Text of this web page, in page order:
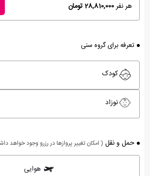
هر نفر28,810,000 تومان
تعرفه برای گروه سنی
کودک
نوزاد
حمل و نقل ( امکان تغییر پروازها در رزرو وجود خواهد
هوایی